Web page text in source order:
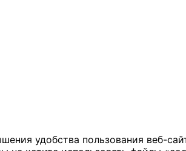
удобства пользования веб-